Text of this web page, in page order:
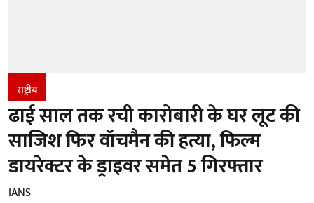
राष्ट्रीय
ढाई साल तक रची कारोबारी के घर लूट की
साजिश फिर वॉचमैन की हत्या, फिल्म
डायरेक्टर के ड्राइवर समेत 5 गिरफ्तार
IANS